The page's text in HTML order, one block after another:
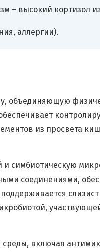
– высокий кортизол
аллергии).
объединяющую
из просвета
и симбиотическую
соединениями,
включая